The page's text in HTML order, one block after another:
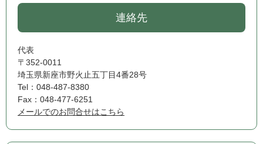
連絡先
代表
〒352-0011
埼玉県新座市野火止五丁目4番28号
Tel：048-487-8380
Fax：048-477-6251
メールでのお問合せはこちら